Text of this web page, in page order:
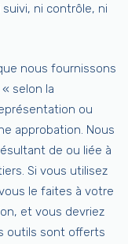
ni contrôle, ni
nous fournissons
selon la
ou
approbation. Nous
de ou liée à
Si vous utilisez
le faites à votre
et vous devriez
outils sont offerts